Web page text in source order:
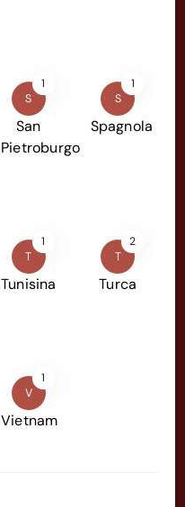
S
1
San
Pietroburgo
S
1
Spagnola
T
1
Tunisina
T
2
Turca
V
1
Vietnam